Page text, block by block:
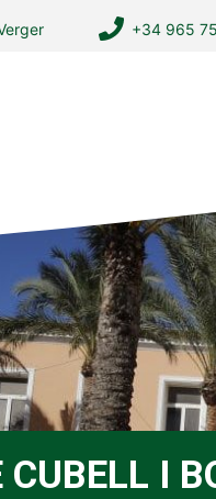
+34 965
CUBELL I